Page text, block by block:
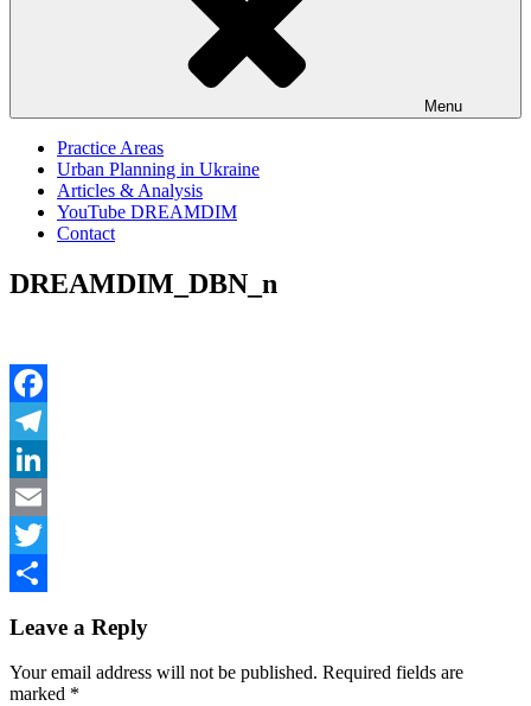
Menu
Practice Areas
Urban Planning in Ukraine
Articles & Analysis
YouTube DREAMDIM
Contact
DREAMDIM_DBN_n
Facebook
Telegram
LinkedIn
Email
Twitter
Leave a Reply
Your email address will not be published. Required fields are
marked *